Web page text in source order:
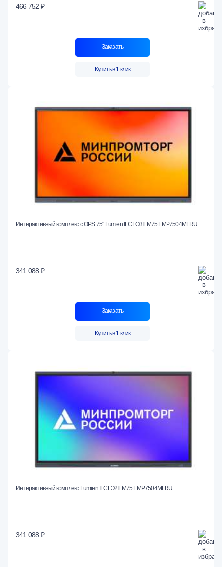
466 752 ₽
Заказать
Купить в 1 клик
Интерактивный комплекс с OPS 75" Lumien IFCLO3ILM75 LMP7504МLRU
341 088 ₽
Заказать
Купить в 1 клик
Интерактивный комплекс Lumien IFCLO2ILM75 LMP7504MLRU
341 088 ₽